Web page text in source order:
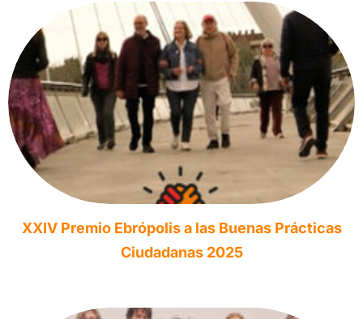
XXIV Premio Ebrópolis a las Buenas Prácticas
Ciudadanas 2025